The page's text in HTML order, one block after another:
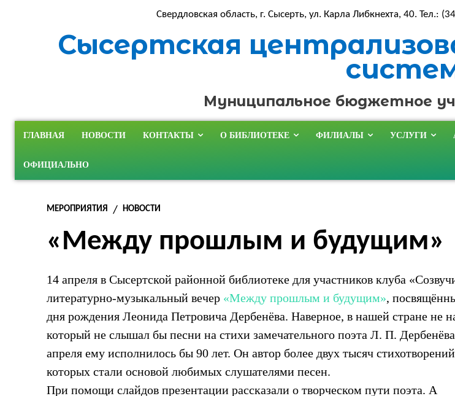
Свердловская область, г. Сысерть, ул. Карла Либкнехта, 40. Тел.:
Сысертская
Муниципальное бюджетное
ГЛАВНАЯ НОВОСТИ КОНТАКТЫ О БИБЛИОТЕКЕ ФИЛИАЛЫ УСЛУГИ
ОФИЦИАЛЬНО
МЕРОПРИЯТИЯ НОВОСТИ
«Между прошлым и будущим»
14 апреля в Сысертской районной библиотеке для участников клуба
литературно-музыкальный вечер «Между прошлым и будущим»,
дня рождения Леонида Петровича Дербенёва. Наверное, в нашей стране не
который не слышал бы песни на стихи замечательного поэта Л. П.
апреля ему исполнилось бы 90 лет. Он автор более двух тысяч
которых стали основой любимых слушателями песен.
При помощи слайдов презентации рассказали о творческом пути поэта. А